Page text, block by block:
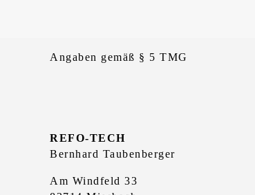
Angaben gemäß § 5 TMG
REFO-TECH
Bernhard Taubenberger
Am Windfeld 33